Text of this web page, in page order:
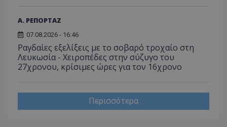
Α. ΡΕΠΟΡΤΑΖ
07.08.2026 - 16:46
Ραγδαίες εξελίξεις με το σοβαρό τροχαίο στη
Λευκωσία - Χειροπέδες στην σύζυγο του
27χρονου, κρίσιμες ώρες για τον 16χρονο
Περισσότερα